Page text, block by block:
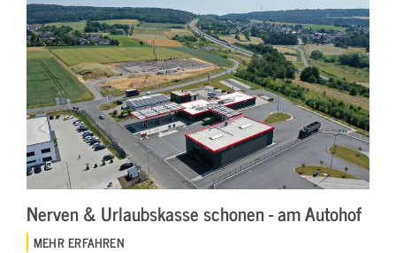
Nerven & Urlaubskasse schonen - am Autohof
MEHR ERFAHREN